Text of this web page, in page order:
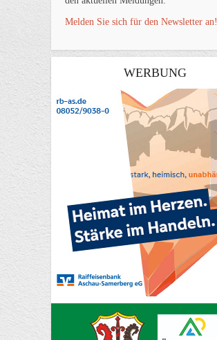
Melden Sie sich für den Newsletter an!
WERBUNG